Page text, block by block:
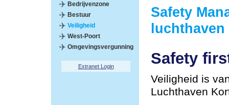
Bedrijvenzone
Bestuur
Veiligheid
West-Poort
Omgevingsvergunning
Extranet Login
Safety
luchthaven
Safety
Veiligheid is
Luchthaven